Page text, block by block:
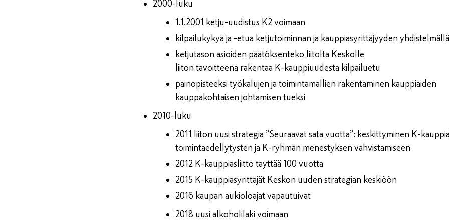
2000-luku
1.1.2001 ketju-uudistus K2 voimaan
kilpailukykyä ja -etua ketjutoiminnan ja kauppiasyrittäjyyden yhdistelmällä
ketjutason asioiden päätöksenteko liitolta Keskolle
liiton tavoitteena rakentaa K-kauppiuudesta kilpailuetu
painopisteeksi työkalujen ja toimintamallien rakentaminen kauppiaiden
kauppakohtaisen johtamisen tueksi
2010-luku
2011 liiton uusi strategia ”Seuraavat sata vuotta”: keskittyminen K-
toimintaedellytysten ja K-ryhmän menestyksen vahvistamiseen
2012 K-kauppiasliitto täyttää 100 vuotta
2015 K-kauppiasyrittäjät Keskon uuden strategian keskiöön
2016 kaupan aukioloajat vapautuivat
2018 uusi alkoholilaki voimaan